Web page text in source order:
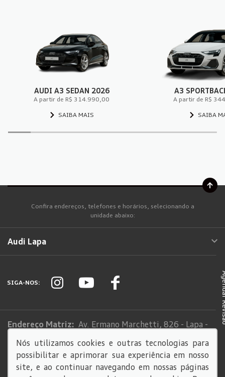
AUDI A3 SEDAN 2026
A partir de R$ 314.990,00
SAIBA MAIS
A3
A partir de R$
SAIBA
Confira endereços, telefones e horários, selecionando a
unidade abaixo:
Audi Lapa
SIGA-NOS:
Endereço Matriz: Av. Ermano Marchetti, 826 - Lapa -
Sistema de informações de Créditos (SCR)
Código de Conduta
Nós utilizamos cookies e outras tecnologias para
possibilitar e aprimorar sua experiência em nosso
site, e ao continuar navegando em nossas páginas